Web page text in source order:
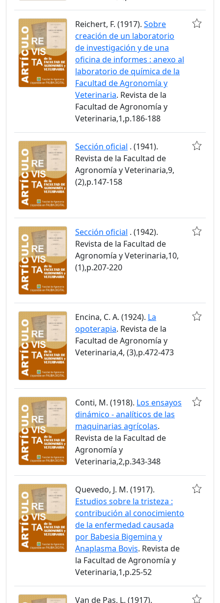
Reichert, F. (1917). Sobre
creación de un laboratorio
de investigación y de una
oficina de informes : anexo al
laboratorio de química de la
Facultad de Agronomía y
Veterinaria. Revista de la
Facultad de Agronomía y
Veterinaria,1,p.186-188
Sección oficial . (1941).
Revista de la Facultad de
Agronomía y Veterinaria,9,
(2),p.147-158
Sección oficial . (1942).
Revista de la Facultad de
Agronomía y Veterinaria,10,
(1),p.207-220
Encina, C. A. (1924). La
opoterapia. Revista de la
Facultad de Agronomía y
Veterinaria,4, (3),p.472-473
Conti, M. (1918). Los ensayos
dinámico - analíticos de las
maquinarias agrícolas.
Revista de la Facultad de
Agronomía y
Veterinaria,2,p.343-348
Quevedo, J. M. (1917).
Estudios sobre la tristeza :
contribución al conocimiento
de la enfermedad causada
por Babesia Bigemina y
Anaplasma Bovis. Revista de
la Facultad de Agronomía y
Veterinaria,1,p.25-52
Van de Pas, L. (1917).